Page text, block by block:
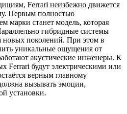
Ferrari неизбежно движется
Первым полностью
марки станет модель, которая
гибридные системы
новых поколений. При этом в
уникальные ощущения от
акустические инженеры. К
Ferrari будут электрическими или
верным главному
вызывать эмоции,
установки.